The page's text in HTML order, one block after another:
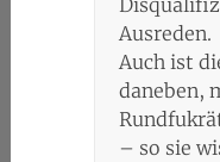
Ausreden.
Auch ist
daneben,
– so sie